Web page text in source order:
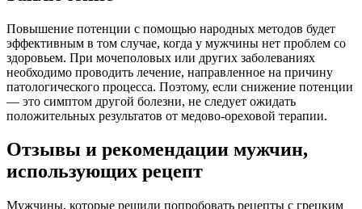
Повышение потенции с помощью народных методов будет
эффективным в том случае, когда у мужчины нет проблем со
здоровьем. При мочеполовых или других заболеваниях
необходимо проводить лечение, направленное на причину
патологического процесса. Поэтому, если снижение потенции
— это симптом другой болезни, не следует ожидать
положительных результатов от медово-ореховой терапии.
Отзывы и рекомендации мужчин,
использующих рецепт
Мужчины, которые решили попробовать рецепты с грецким